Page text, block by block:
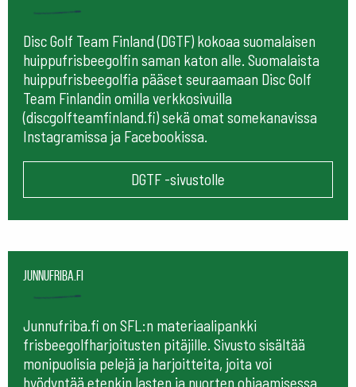
Disc Golf Team Finland (DGTF) kokoaa suomalaisen
huippufrisbeegolfin saman katon alle. Suomalaista
huippufrisbeegolfia pääset seuraamaan Disc Golf
Team Finlandin omilla verkkosivuilla
(discgolfteamfinland.fi) sekä omat somekanavissa
Instagramissa ja Facebookissa.
DGTF -sivustolle
Junnufriba.fi
Junnufriba.fi on SFL:n materiaalipankki
frisbeegolfharjoitusten pitäjille. Sivusto sisältää
monipuolisia pelejä ja harjoitteita, joita voi
hyödyntää etenkin lasten ja nuorten ohjaamisessa